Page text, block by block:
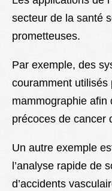
secteur de la santé
prometteuses.
Par exemple, des
couramment utilisés
mammographie afin
précoces de cancer
Un autre exemple
l’analyse rapide de
d’accidents